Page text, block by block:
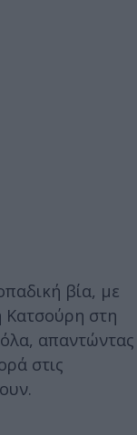
βία, με
στη
απαντώντας
στις